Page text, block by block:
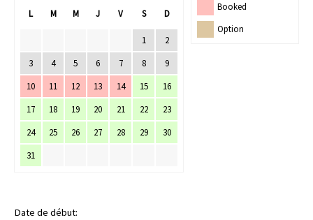
Booked
Option
L M M J V S D
1
2
3
4 5 6 7 8
9
10
11 12 13 14 15
16
17
18 19 20 21 22
23
24
25 26 27 28 29
30
31
Date de début: